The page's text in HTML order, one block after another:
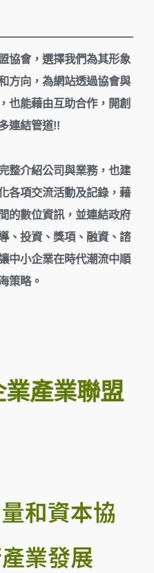
協會，選擇我們為其形象
方向，為網站透過協會與
也能藉由互助合作，開創
連結管道!!
整介紹公司與業務，也建
各項交流活動及記錄，藉
的數位資訊，並連結政府
、投資、獎項、融資、諮
中小企業在時代潮流中順
策略。
產業聯盟
和資本協
業發展